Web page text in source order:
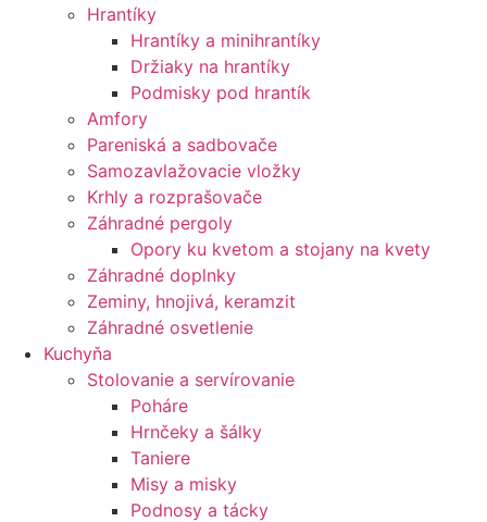
Hrantíky
Hrantíky a minihrantíky
Držiaky na hrantíky
Podmisky pod hrantík
Amfory
Pareniská a sadbovače
Samozavlažovacie vložky
Krhly a rozprašovače
Záhradné pergoly
Opory ku kvetom a stojany na kvety
Záhradné doplnky
Zeminy, hnojivá, keramzit
Záhradné osvetlenie
Kuchyňa
Stolovanie a servírovanie
Poháre
Hrnčeky a šálky
Taniere
Misy a misky
Podnosy a tácky